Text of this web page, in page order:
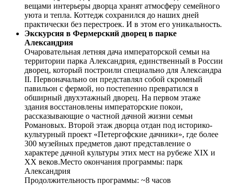
вещами интерьеры дворца хранят атмосферу семейного
уюта и тепла. Коттедж сохранился до наших дней
практически без перестроек. И в этом его уникальность.
Экскурсия в Фермерский дворец в парке
Александрия
Очаровательная летняя дача императорской семьи на
территории парка Александрия, единственный в России
дворец, который построили специально для Александра
II. Первоначально он представлял собой скромный
павильон с фермой, но постепенно превратился в
обширный двухэтажный дворец. На первом этаже
здания восстановлены императорские покои,
рассказывающие о частной дачной жизни семьи
Романовых. Второй этаж дворца отдан под историко-
культурный проект «Петергофские дачники», где более
300 музейных предметов дают представление о
характере дачной культуры этих мест на рубеже XIX и
XX веков.Место окончания программы: парк
Александрия
Продолжительность программы: ~8 часов